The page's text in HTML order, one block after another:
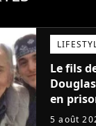
Le fils
en
5 août